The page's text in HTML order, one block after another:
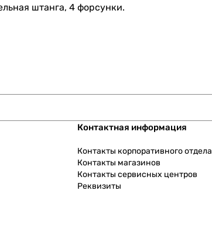
штанга, 4 форсунки.
Контактная информация
Контакты корпоративного отдела
Контакты магазинов
Контакты сервисных центров
Реквизиты